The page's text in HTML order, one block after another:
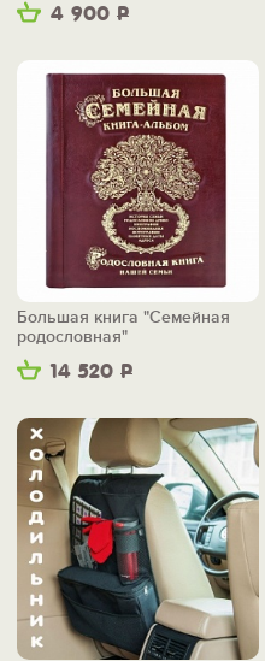
4 900 Р
14 520 Р
Большая книга "Семейная
родословная"